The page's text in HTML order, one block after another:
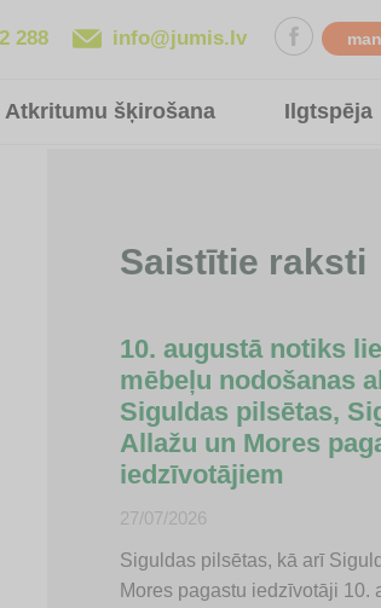
288 info@jumis.lv
Atkritumu šķirošana Ilgtspēja
Saistītie raksti
10. augustā notiks
mēbeļu nodošanas
Siguldas pilsētas,
Allažu un Mores
iedzīvotājiem
27/07/2026
Siguldas pilsētas, kā arī
Mores pagastu iedzīvotāji 10.